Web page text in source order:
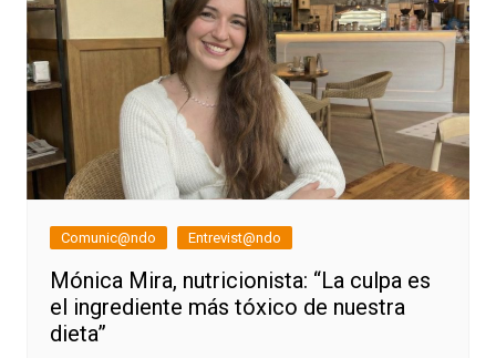
Comunic@ndo Entrevist@ndo
Mónica Mira, nutricionista: “La culpa es
el ingrediente más tóxico de nuestra
dieta”